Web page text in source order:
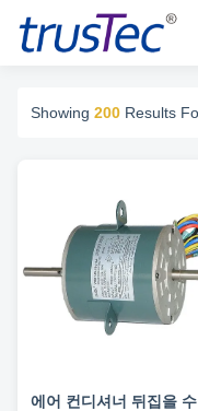
Showing 200 Results
에어 컨디셔너 뒤집을